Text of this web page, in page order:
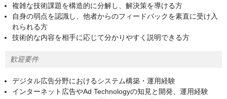
複雑な技術課題を構造的に分解し、解決策を導ける方
自身の弱点を認識し、他者からのフィードバックを素直に受け入
れられる方
技術的な内容を相手に応じて分かりやすく説明できる方
歓迎要件
デジタル広告分野におけるシステム構築・運用経験
インターネット広告やAd Technologyの知見と開発、運用経験